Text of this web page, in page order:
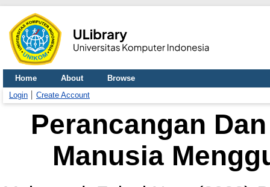
Home About
Browse
Login
Create Account
Perancangan
Manusia